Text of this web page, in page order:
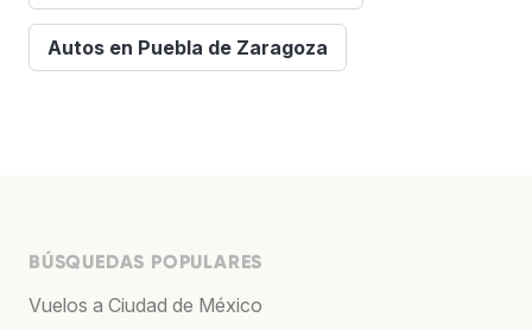
Autos en Puebla de Zaragoza
BÚSQUEDAS POPULARES
Vuelos a Ciudad de México